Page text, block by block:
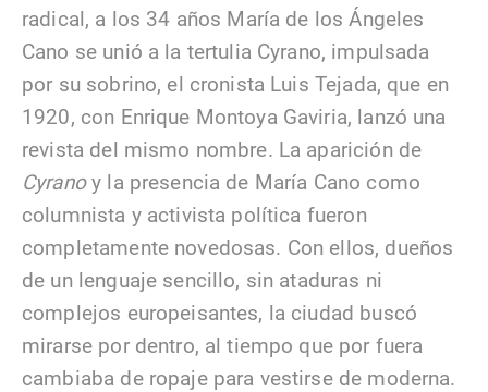
radical, a los 34 años María de los Ángeles
Cano se unió a la tertulia Cyrano, impulsada
por su sobrino, el cronista Luis Tejada, que en
1920, con Enrique Montoya Gaviria, lanzó una
revista del mismo nombre. La aparición de
Cyranoy la presencia de María Cano como
columnista y activista política fueron
completamente novedosas. Con ellos, dueños
de un lenguaje sencillo, sin ataduras ni
complejos europeisantes, la ciudad buscó
mirarse por dentro, al tiempo que por fuera
cambiaba de ropaje para vestirse de moderna.